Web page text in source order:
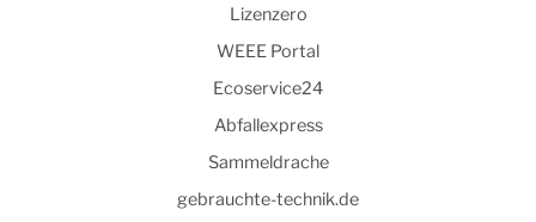
Lizenzero
WEEE Portal
Ecoservice24
Abfallexpress
Sammeldrache
gebrauchte-technik.de